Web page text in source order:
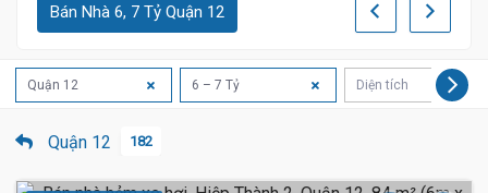
Bán Nhà 6, 7 Tỷ Quận 12
Quận 12 6 – 7 Tỷ Diện tích
Quận 12 182